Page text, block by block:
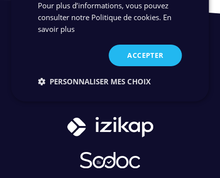
Pour plus d’informations, vous pouvez
consulter notre Politique de cookies. En
savoir plus
ACCEPTER
PERSONNALISER MES CHOIX